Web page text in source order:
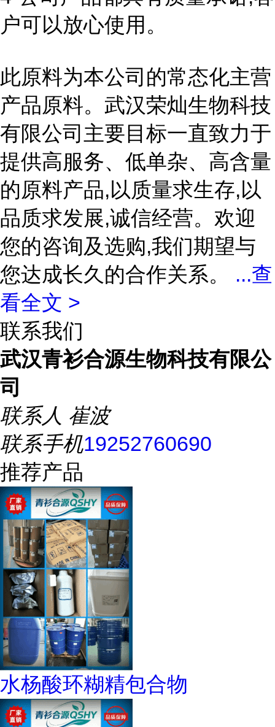
户可以放心使用。
此原料为本公司的常态化主营
产品原料。武汉荣灿生物科技
有限公司主要目标一直致力于
提供高服务、低单杂、高含量
的原料产品,以质量求生存,以
品质求发展,诚信经营。欢迎
您的咨询及选购,我们期望与
您达成长久的合作关系。 ...查
看全文 >
联系我们
武汉青衫合源生物科技有限公
司
联系人 崔波
联系手机19252760690
推荐产品
水杨酸环糊精包合物